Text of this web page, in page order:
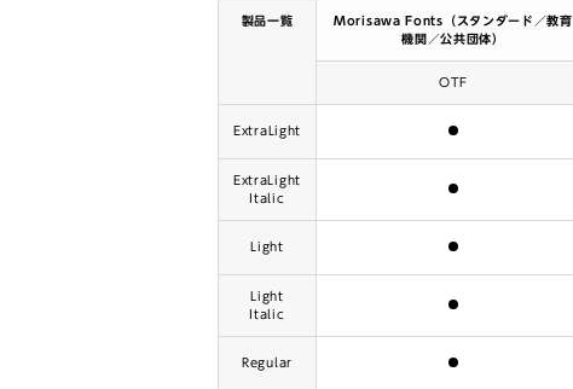
製品一覧
Morisawa Fonts（スタンダード／教育
機関／公共団体）
OTF
ExtraLight
ExtraLight
Italic
Light
Light
Italic
Regular